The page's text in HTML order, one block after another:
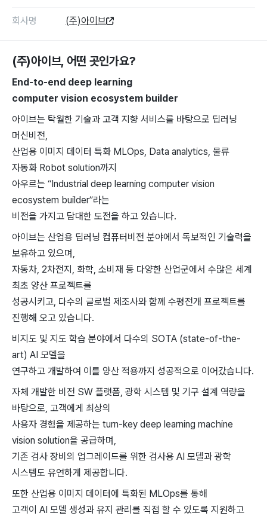
(주)아이브, 어떤 곳인가요?
End-to-end deep learning
computer vision ecosystem builder
아이브는 탁월한 기술과 고객 지향 서비스를 바탕으로 딥러닝
머신비전,
산업용 이미지 데이터 특화 MLOps, Data analytics, 물류
자동화 Robot solution까지
아우르는 “Industrial deep learning computer vision
ecosystem builder”라는
비전을 가지고 담대한 도전을 하고 있습니다.
아이브는 산업용 딥러닝 컴퓨터비전 분야에서 독보적인 기술력을
보유하고 있으며,
자동차, 2차전지, 화학, 소비재 등 다양한 산업군에서 수많은 세계
최초 양산 프로젝트를
성공시키고, 다수의 글로벌 제조사와 함께 수평전개 프로젝트를
진행해 오고 있습니다.
비지도 및 지도 학습 분야에서 다수의 SOTA (state-of-the-
art) AI 모델을
연구하고 개발하여 이를 양산 적용까지 성공적으로 이어갔습니다.
자체 개발한 비전 SW 플랫폼, 광학 시스템 및 기구 설계 역량을
바탕으로, 고객에게 최상의
사용자 경험을 제공하는 turn-key deep learning machine
vision solution을 공급하며,
기존 검사 장비의 업그레이드를 위한 검사용 AI 모델과 광학
시스템도 유연하게 제공합니다.
또한 산업용 이미지 데이터에 특화된 MLOps를 통해
고객이 AI 모델 생성과 유지 관리를 직접 할 수 있도록 지원하고
회사명 (주)아이브